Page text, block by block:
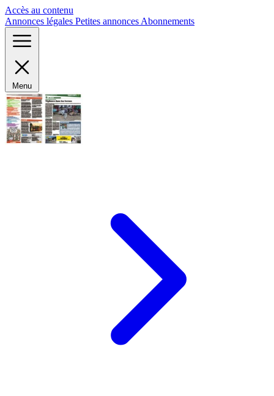
Accès au contenu
Annonces légales Petites annonces Abonnements
Menu
Panneau de gestion des cookies